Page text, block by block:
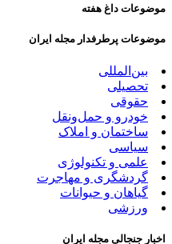
موضوعات داغ هفته
موضوعات پرطرفدار مجله ایران
بین‌المللی
تحصیلی
حقوقی
خودرو و حمل‌و‌نقل
ساختمان و املاک
سیاسی
علمی و تکنولوژی
گردشگری و مهاجرت
گیاهان و حیوانات
ورزشی
اخبار جنجالی مجله ایران